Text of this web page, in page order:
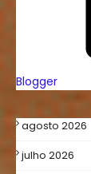
Blogger
agosto 2026
julho 2026